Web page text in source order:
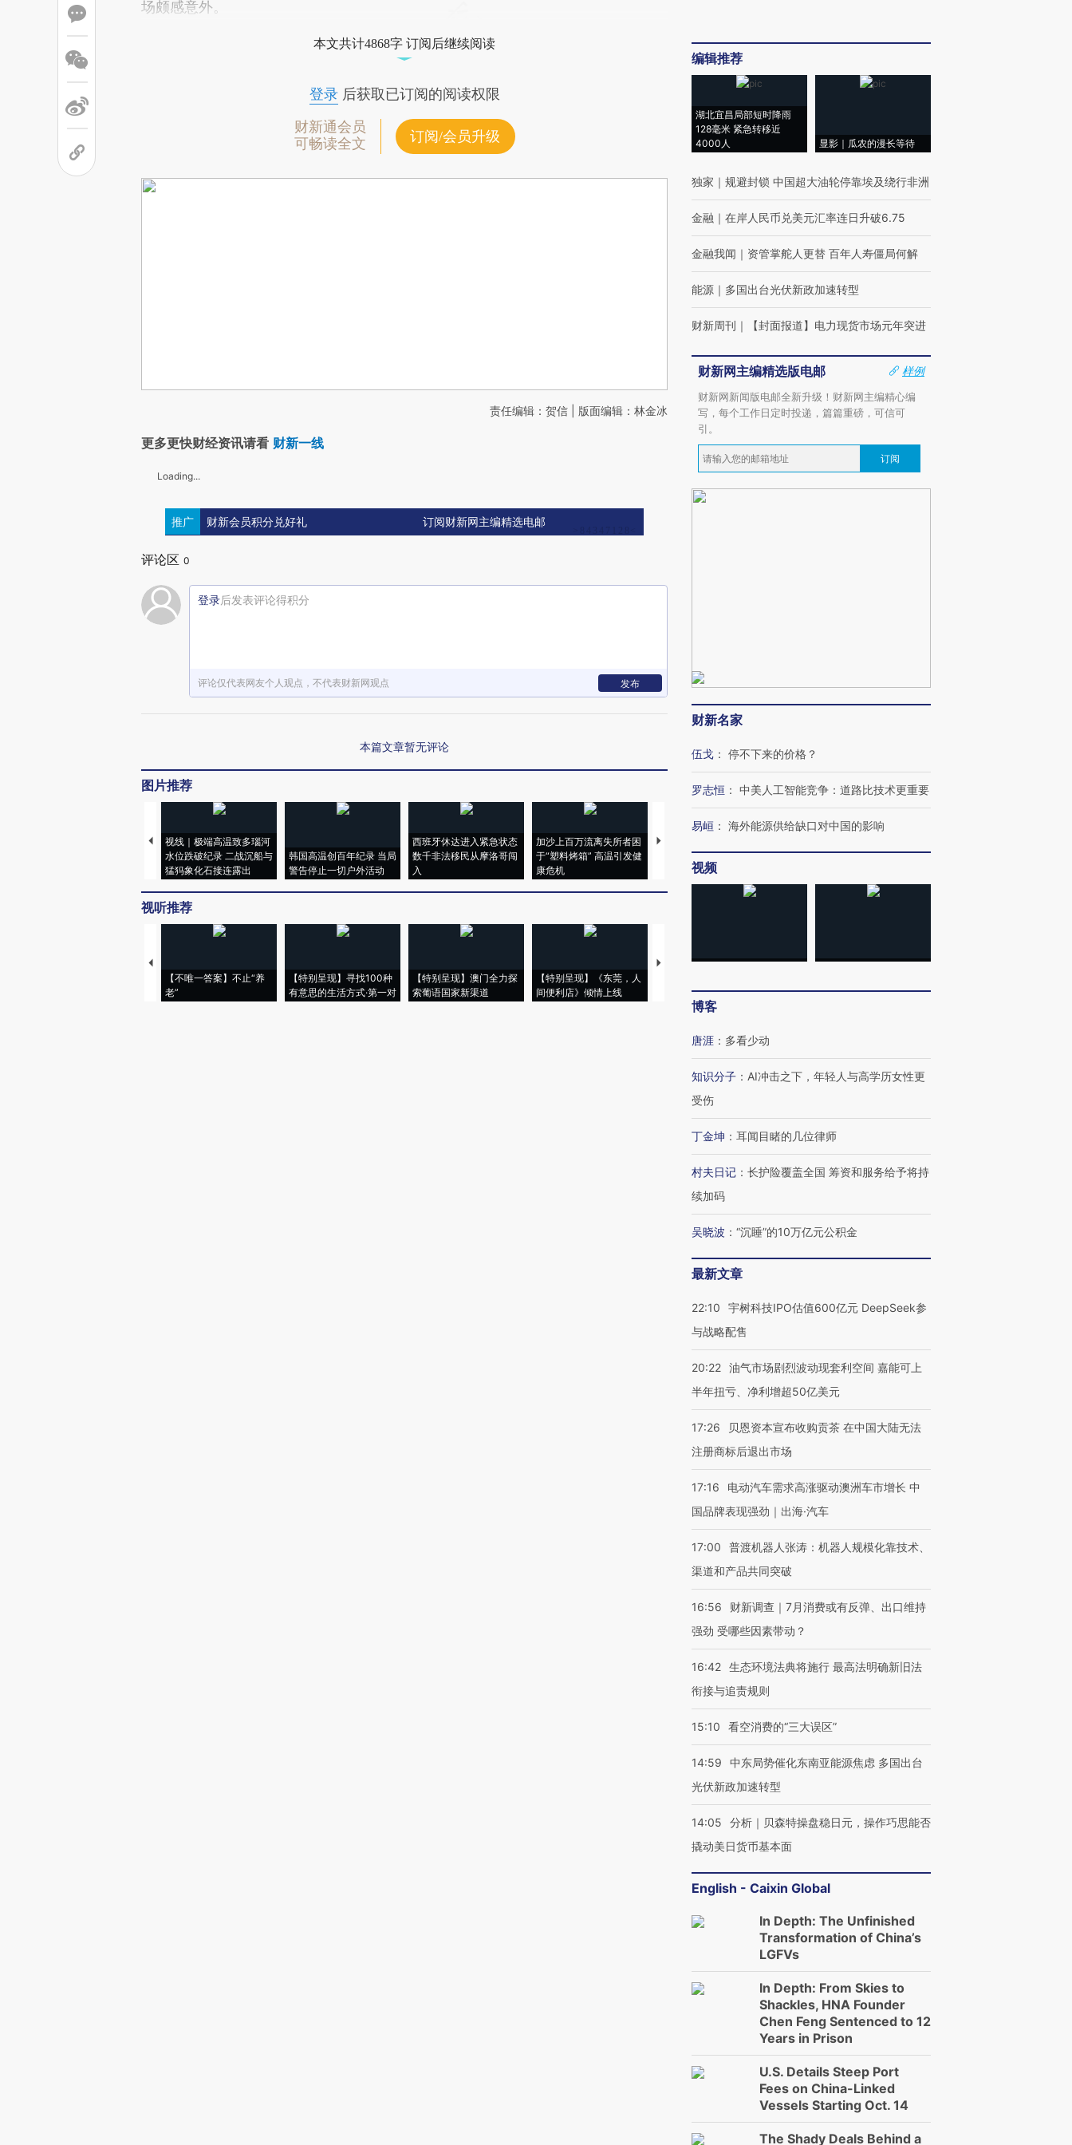
场颇感意外。
本文共计4868字 订阅后继续阅读
登录后获取已订阅的阅读权限
财新通会员
可畅读全文
订阅/会员升级
责任编辑：贺信 | 版面编辑：林金冰
更多更快财经资讯请看 财新一线
Loading...
推广 财新会员积分兑好礼 订阅财新网主编精选电邮
评论区 0
登录后发表评论得积分
评论仅代表网友个人观点，不代表财新网观点 发布
本篇文章暂无评论
图片推荐
视线｜极端高温致多瑙河
水位跌破纪录 二战沉船与
猛犸象化石接连露出
韩国高温创百年纪录 当局
警告停止一切户外活动
西班牙休达进入紧急状态
数千非法移民从摩洛哥闯
入
加沙上百万流离失所者困
于“塑料烤箱” 高温引发健
康危机
视线｜HYROX的吸金
术：是什么让中产们甘
心“花钱找虐”？
粒摇头丸 尿检体内含3种
度Z世代 用街头抗争将教
视听推荐
【不唯一答案】不止“养
老”
【特别呈现】寻找100种
有意思的生活方式·第一对
【特别呈现】澳门全力探
索葡语国家新渠道
【特别呈现】《东莞，人
间便利店》倾情上线
【推广】走进第四届链博
有意思的生活方式·第三对
【商旅对话】华住集团
住三大增长引擎是什么？
编辑推荐
湖北宜昌局部短时降雨
128毫米 紧急转移近
4000人
显影｜瓜农的漫长等待
独家 ｜ 规避封锁 中国超大油轮停靠埃及绕行非洲
金融 ｜ 在岸人民币兑美元汇率连日升破6.75
金融我闻 ｜ 资管掌舵人更替 百年人寿僵局何解
能源 ｜ 多国出台光伏新政加速转型
财新周刊 ｜ 【封面报道】电力现货市场元年突进
财新网主编精选版电邮
样例
财新网新闻版电邮全新升级！财新网主编精心编
写，每个工作日定时投递，篇篇重磅，可信可
引。
订阅
财新名家
伍戈 ： 停不下来的价格？
罗志恒 ： 中美人工智能竞争：道路比技术更重要
易峘 ： 海外能源供给缺口对中国的影响
视频
博客
唐涯 ： 多看少动
知识分子 ： AI冲击之下，年轻人与高学历女性更
受伤
丁金坤 ： 耳闻目睹的几位律师
村夫日记 ： 长护险覆盖全国 筹资和服务给予将持
续加码
吴晓波 ： “沉睡”的10万亿元公积金
最新文章
22:10
宇树科技IPO估值600亿元 DeepSeek参
与战略配售
20:22 油气市场剧烈波动现套利空间 嘉能可上
半年扭亏、净利增超50亿美元
17:26
贝恩资本宣布收购贡茶 在中国大陆无法
注册商标后退出市场
17:16
电动汽车需求高涨驱动澳洲车市增长 中
国品牌表现强劲｜出海·汽车
17:00
普渡机器人张涛：机器人规模化靠技术、
渠道和产品共同突破
16:56
财新调查｜7月消费或有反弹、出口维持
强劲 受哪些因素带动？
16:42 生态环境法典将施行 最高法明确新旧法
衔接与追责规则
15:10 看空消费的“三大误区”
14:59
中东局势催化东南亚能源焦虑 多国出台
光伏新政加速转型
14:05
分析｜贝森特操盘稳日元，操作巧思能否
撬动美日货币基本面
English - Caixin Global
In Depth: The Unfinished
Transformation of China’s
LGFVs
In Depth: From Skies to
Shackles, HNA Founder
Chen Feng Sentenced to 12
Years in Prison
U.S. Details Steep Port
Fees on China-Linked
Vessels Starting Oct. 14
The Shady Deals Behind a